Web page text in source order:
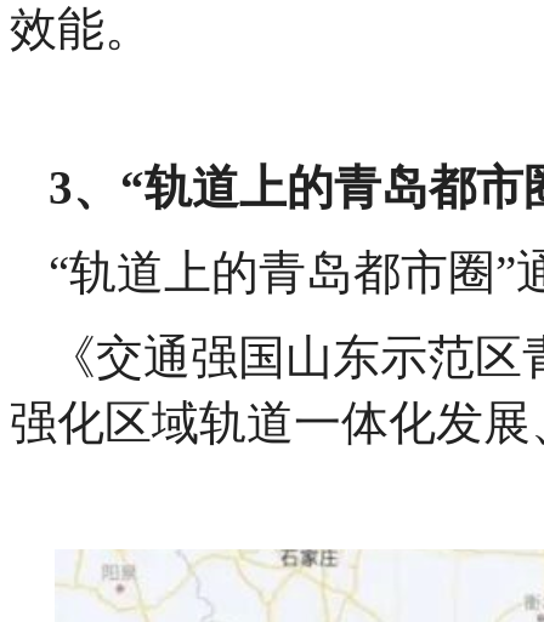
效能。
3、“轨道上的青岛都市
“轨道上的青岛都市圈
《交通强国山东示范
强化区域轨道一体化发